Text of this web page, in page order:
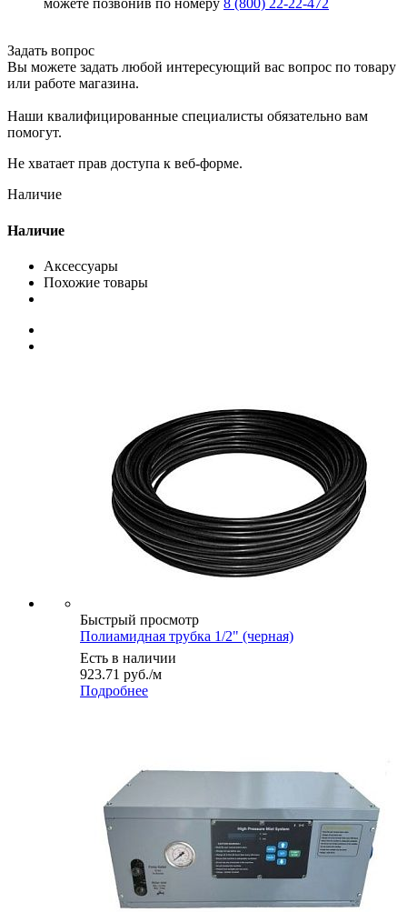
можете позвонив по номеру 8 (800) 22-22-472
Задать вопрос
Вы можете задать любой интересующий вас вопрос по товару
или работе магазина.
Наши квалифицированные специалисты обязательно вам
помогут.
Не хватает прав доступа к веб-форме.
Наличие
Наличие
Аксессуары
Похожие товары
Быстрый просмотр
Полиамидная трубка 1/2" (черная)
Есть в наличии
923.71 руб./м
Подробнее